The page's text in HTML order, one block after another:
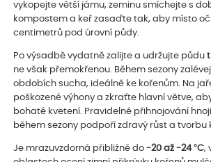
vykopejte větší jámu, zeminu smíchejte s
kompostem a keř zasaďte tak, aby místo
centimetrů pod úrovní půdy.
Po výsadbě vydatně zalijte a udržujte půdu
ne však přemokřenou. Během sezony
obdobích sucha, ideálně ke kořenům. Na
poškozené výhony a zkraťte hlavní větve,
bohaté kvetení. Pravidelné přihnojování
během sezony podpoří zdravý růst a tvorbu
Je mrazuvzdorná přibližně do-20 až -24 °C,